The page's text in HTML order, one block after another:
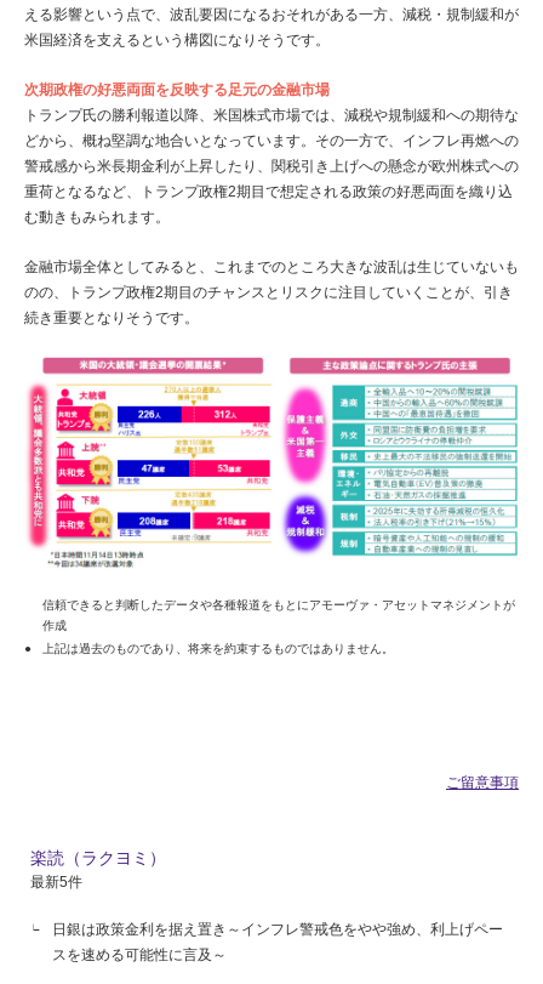
楽読（ラクヨミ）
最新5件
日銀は政策金利を据え置き～インフレ警戒色をやや強め、利上げペー
スを速める可能性に言及～
える影響という点で、波乱要因になるおそれがある一方、減税・規制緩和が
米国経済を支えるという構図になりそうです。
次期政権の好悪両面を反映する足元の金融市場
トランプ氏の勝利報道以降、米国株式市場では、減税や規制緩和への期待な
どから、概ね堅調な地合いとなっています。その一方で、インフレ再燃への
警戒感から米長期金利が上昇したり、関税引き上げへの懸念が欧州株式への
重荷となるなど、トランプ政権2期目で想定される政策の好悪両面を織り込
む動きもみられます。
金融市場全体としてみると、これまでのところ大きな波乱は生じていないも
のの、トランプ政権2期目のチャンスとリスクに注目していくことが、引き
続き重要となりそうです。
信頼できると判断したデータや各種報道をもとにアモーヴァ・アセットマネジメントが
作成
上記は過去のものであり、将来を約束するものではありません。
ご留意事項